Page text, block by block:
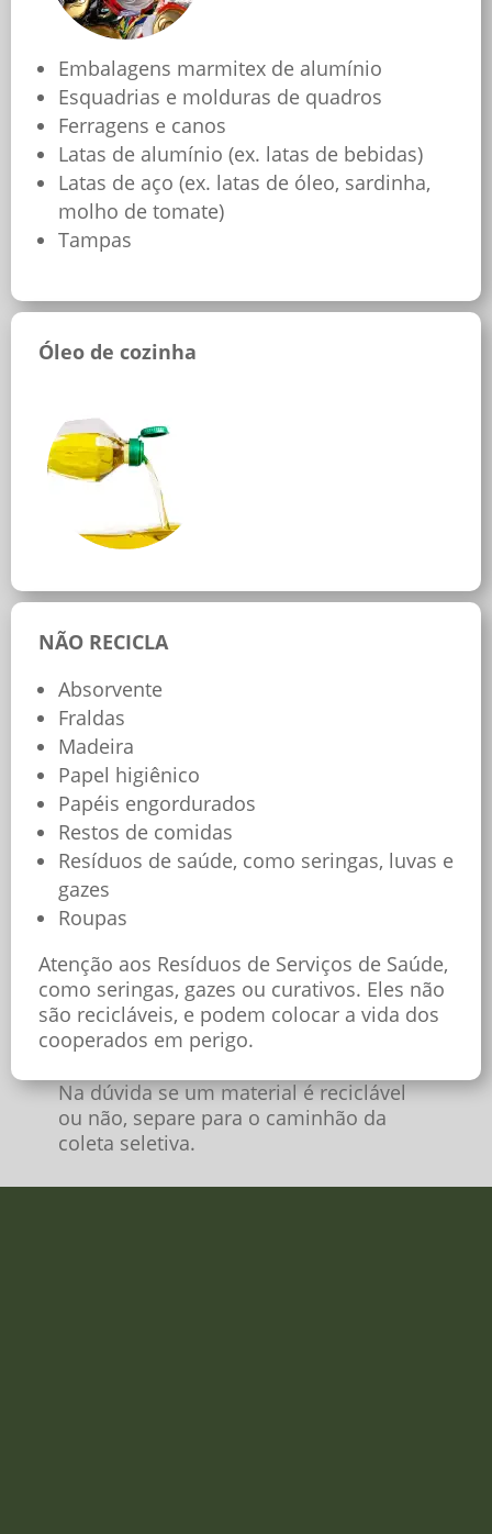
Embalagens marmitex de alumínio
Esquadrias e molduras de quadros
Ferragens e canos
Latas de alumínio (ex. latas de bebidas)
Latas de aço (ex. latas de óleo, sardinha,
molho de tomate)
Tampas
Óleo de cozinha
NÃO RECICLA
Absorvente
Fraldas
Madeira
Papel higiênico
Papéis engordurados
Restos de comidas
Resíduos de saúde, como seringas, luvas e
gazes
Roupas
Atenção aos Resíduos de Serviços de Saúde,
como seringas, gazes ou curativos. Eles não
são recicláveis, e podem colocar a vida dos
cooperados em perigo.
Na dúvida se um material é reciclável
ou não, separe para o caminhão da
coleta seletiva.